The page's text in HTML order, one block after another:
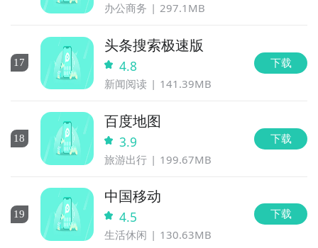
办公商务 297.1MB
17
头条搜索极速版
4.8
新闻阅读 141.39MB
下载
18
百度地图
3.9
旅游出行 199.67MB
下载
19
中国移动
4.5
生活休闲 130.63MB
下载